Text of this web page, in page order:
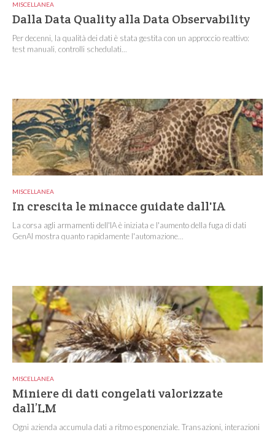
MISCELLANEA
Dalla Data Quality alla Data Observability
Per decenni, la qualità dei dati è stata gestita con un approccio reattivo:
test manuali, controlli schedulati...
MISCELLANEA
In crescita le minacce guidate dall'IA
La corsa agli armamenti dell'IA è iniziata e l'aumento della fuga di dati
GenAI mostra quanto rapidamente l'automazione...
MISCELLANEA
Miniere di dati congelati valorizzate
dall’LM
Ogni azienda accumula dati a ritmo esponenziale. Transazioni, interazioni